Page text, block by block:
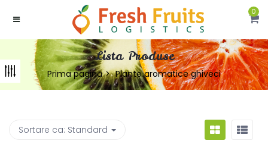
0
Lista Produse
Prima pagină Plante aromatice ghiveci
Sortare ca: Standard